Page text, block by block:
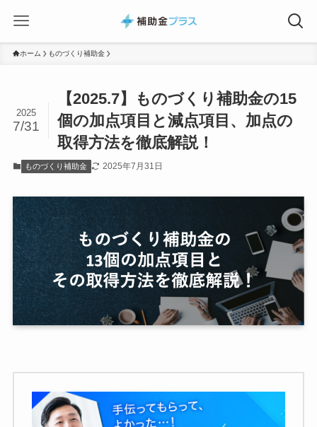
ホーム ものづくり補助金
【2025.7】ものづくり補助金の15
個の加点項目と減点項目、加点の
取得方法を徹底解説！
2025
7/31
ものづくり補助金 2025年7月31日